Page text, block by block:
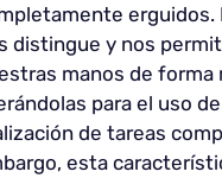
erguidos.
distingue y nos
manos de forma
para el uso
de tareas
esta